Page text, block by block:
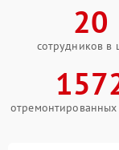
20
сотрудников в
отремонтированных